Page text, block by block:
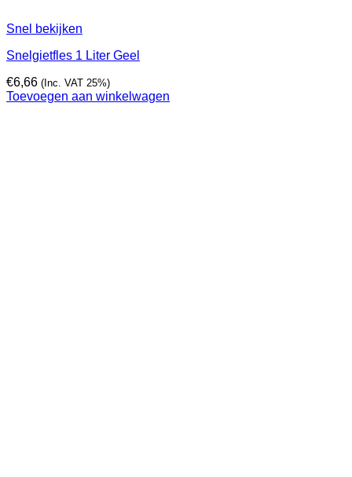
Snel bekijken
Snelgietfles 1 Liter Geel
€6,66 (Inc. VAT 25%)
Toevoegen aan winkelwagen